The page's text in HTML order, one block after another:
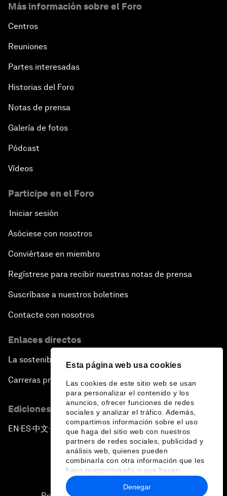
Esta página web usa cookies
Las cookies de este sitio web se usan
para personalizar el contenido y los
anuncios, ofrecer funciones de redes
sociales y analizar el tráfico. Además,
compartimos información sobre el uso
que haga del sitio web con nuestros
partners de redes sociales, publicidad y
análisis web, quienes pueden
combinarla con otra información que les
haya proporcionado o que hayan
recopilado a partir del uso que haya
hecho de sus servicios.
Denegar
Más información sobre el Foro
Centros
Reuniones
Partes interesadas
Historias del Foro
Notas de prensa
Galería de fotos
Pódcast
Vídeos
Participe en el Foro
Iniciar sesión
Asóciese con nosotros
Conviértase en miembro
Regístrese para recibir nuestras notas de prensa
Suscríbase a nuestros boletines
Contacte con nosotros
Enlaces directos
La sostenibilidad en el Foro
Carreras profesionales
Ediciones en otros idiomas
EN ▪ES▪中文▪ 日本語